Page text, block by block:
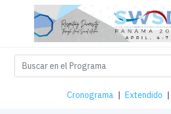
Cronograma | Extendido |